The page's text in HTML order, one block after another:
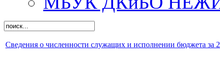
Сведения о численности служащих и исполнении бюджета за 2